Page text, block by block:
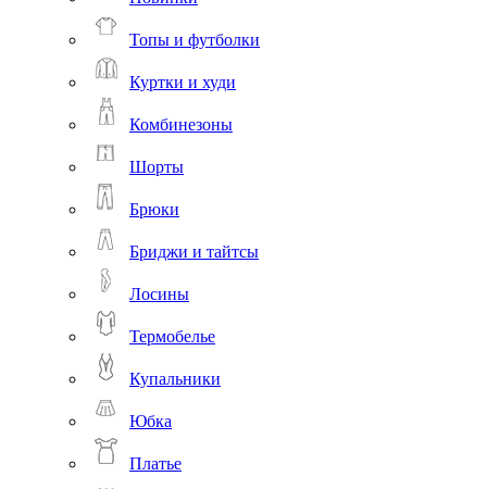
Топы и футболки
Куртки и худи
Комбинезоны
Шорты
Брюки
Бриджи и тайтсы
Лосины
Термобелье
Купальники
Юбка
Платье